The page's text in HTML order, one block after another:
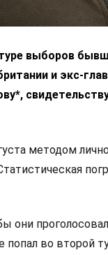
выборов
и экс-
методом
они
во второй